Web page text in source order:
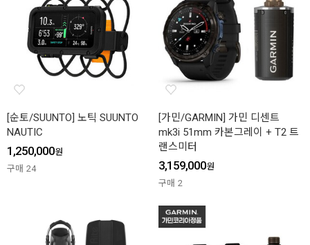
[순토/SUUNTO] 노틱 SUUNTO
NAUTIC
1,250,000원
구매 24
[가민/GARMIN] 가민 디센트
mk3i 51mm 카본그레이 + T2 트
랜스미터
3,159,000원
구매 2